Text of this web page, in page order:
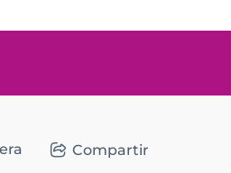
Compartir